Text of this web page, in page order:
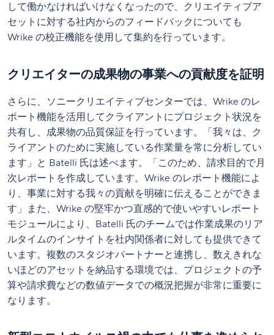
して働かなければいけなくなったので、クリエイティブア
セットに対する社内からのフィードバックについても
Wrike の校正機能を使用して集約を行っています。
クリエイターの成果物の事業への貢献度を証明
さらに、ソニークリエイティブセンターでは、Wrike のレ
ポート機能を活用してクライアントにプロジェクト状況を
共有し、成果物の品質保証を行っています。「我々は、ク
ライアントのために実施している作業量を常に分析してい
ます」と Batelli 氏は述べます。「このため、請求目的で月
次レポートを作成しています。Wrike のレポート機能によ
り、事業に対する我々の貢献を明確に伝えることができま
す」また、Wrike の堅牢かつ直感的で使いやすいレポート
モジュールにより、Batelli 氏のチームでは作業成果のリア
ルタイムのインサイトを社内関係者に対しても提供できて
います。複数のスタジオパートナーと連携し、数えきれな
いほどのアセットを納品する環境では、プロジェクトの予
算や請求費などの数値データでの概況把握が非常に重要に
なります。